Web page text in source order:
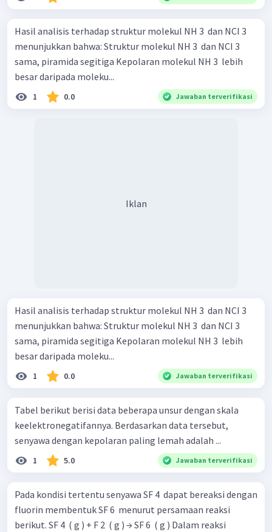
Hasil analisis terhadap struktur molekul NH 3 ​ dan NCI 3 ​
menunjukkan bahwa: Struktur molekul NH 3 ​ dan NCI 3 ​
sama, piramida segitiga Kepolaran molekul NH 3 ​ lebih
besar daripada moleku...
1 0.0 Jawaban terverifikasi
Iklan
Hasil analisis terhadap struktur molekul NH 3 ​ dan NCI 3 ​
menunjukkan bahwa: Struktur molekul NH 3 ​ dan NCI 3 ​
sama, piramida segitiga Kepolaran molekul NH 3 ​ lebih
besar daripada moleku...
1 0.0 Jawaban terverifikasi
Tabel berikut berisi data beberapa unsur dengan skala
keelektronegatifannya. Berdasarkan data tersebut,
senyawa dengan kepolaran paling lemah adalah ...
1 5.0 Jawaban terverifikasi
Pada kondisi tertentu senyawa SF 4 ​ dapat bereaksi dengan
fluorin membentuk SF 6 ​ menurut persamaan reaksi
berikut. SF 4 ​ ( g ) + F 2 ​ ( g ) → SF 6 ​ ( g ) Dalam reaksi